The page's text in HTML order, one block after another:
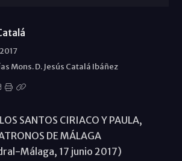
Mons. D. Jesús Catalá Ibáñez
SANTOS CIRIACO Y PAULA,
DE MÁLAGA
Málaga, 17 junio 2017)